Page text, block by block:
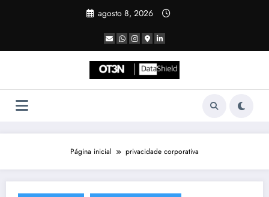
agosto 8, 2026
Página inicial privacidade corporativa